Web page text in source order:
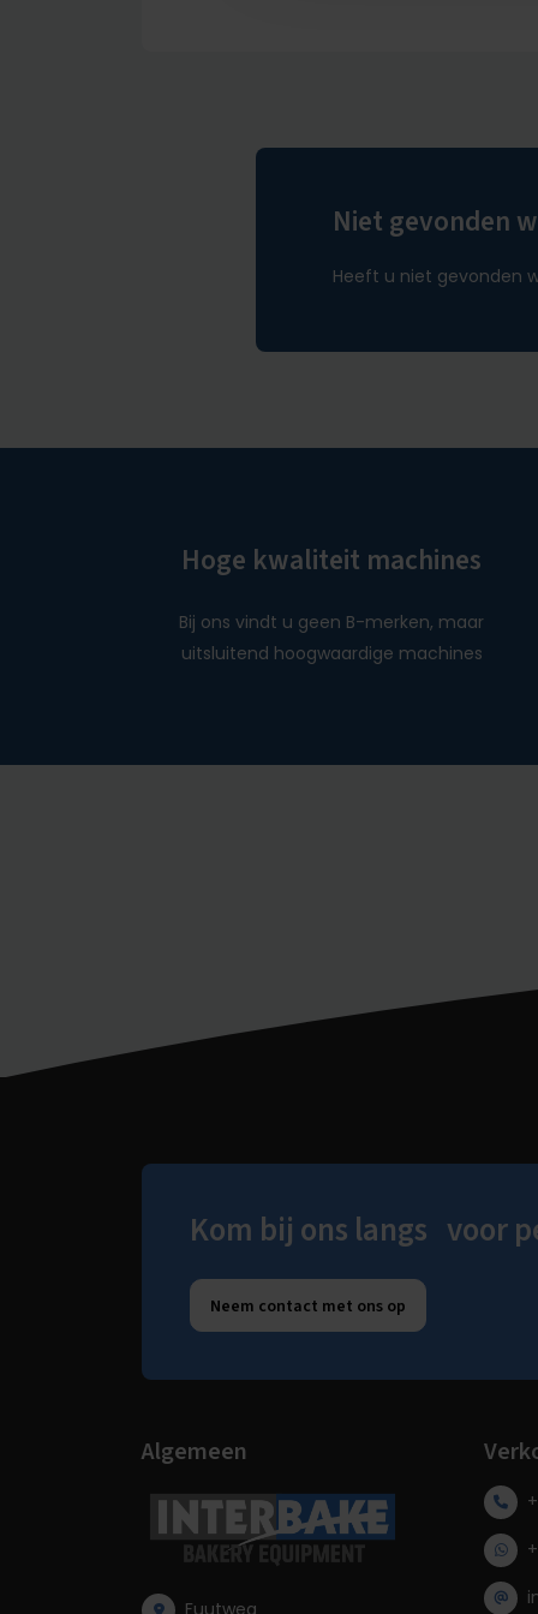
Niet gevonden
Heeft u niet gevonden
Hoge kwaliteit machines
Bij ons vindt u geen B-merken, maar
uitsluitend hoogwaardige machines
Kom bij ons langs voor
Neem contact met ons op
Algemeen
Fuutweg